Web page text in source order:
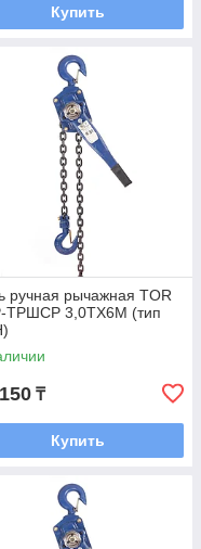
Купить
ручная рычажная TOR
ТРШСР 3,0ТХ6М (тип
₸
Купить